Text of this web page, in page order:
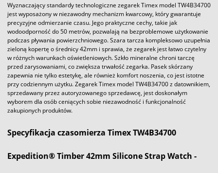
Wyznaczający standardy technologiczne zegarek Timex model TW4B34700
jest wyposażony w niezawodny mechanizm kwarcowy, który gwarantuje
precyzyjne odmierzanie czasu. Jego praktyczne cechy, takie jak
wodoodporność do 50 metrów, pozwalają na bezproblemowe użytkowanie
podczas pływania powierzchniowego. Szara tarcza kompleksowo uzupełnia
zieloną kopertę o średnicy 42mm i sprawia, że zegarek jest łatwo czytelny
w różnych warunkach oświetleniowych. Szkło mineralne chroni tarczę
przed zarysowaniami, co zwiększa trwałość zegarka. Pasek skórzany
zapewnia nie tylko estetykę, ale również komfort noszenia, co jest istotne
przy codziennym użytku. Zegarek Timex model TW4B34700 z datownikiem,
sprzedawany przez autoryzowanego sprzedawcę, jest doskonałym
wyborem dla osób ceniących sobie niezawodność i funkcjonalność
zakupionych produktów.
Specyfikacja czasomierza Timex TW4B34700
Expedition® Timber 42mm Silicone Strap Watch -